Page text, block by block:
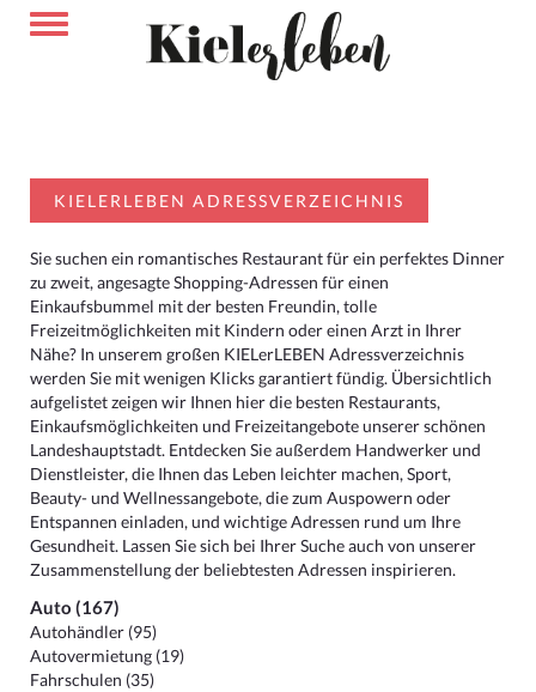
KIELERLEBEN ADRESSVERZEICHNIS
Sie suchen ein romantisches Restaurant für ein perfektes Dinner
zu zweit, angesagte Shopping-Adressen für einen
Einkaufsbummel mit der besten Freundin, tolle
Freizeitmöglichkeiten mit Kindern oder einen Arzt in Ihrer
Nähe? In unserem großen KIELerLEBEN Adressverzeichnis
werden Sie mit wenigen Klicks garantiert fündig. Übersichtlich
aufgelistet zeigen wir Ihnen hier die besten Restaurants,
Einkaufsmöglichkeiten und Freizeitangebote unserer schönen
Landeshauptstadt. Entdecken Sie außerdem Handwerker und
Dienstleister, die Ihnen das Leben leichter machen, Sport,
Beauty- und Wellnessangebote, die zum Auspowern oder
Entspannen einladen, und wichtige Adressen rund um Ihre
Gesundheit. Lassen Sie sich bei Ihrer Suche auch von unserer
Zusammenstellung der beliebtesten Adressen inspirieren.
Auto (167)
Autohändler (95)
Autovermietung (19)
Fahrschulen (35)